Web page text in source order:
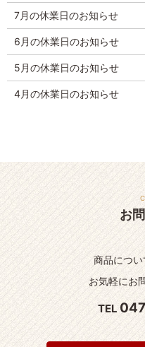
7月の休業日のお知らせ
6月の休業日のお知らせ
5月の休業日のお知らせ
4月の休業日のお知らせ
お
商品につい
お気軽にお
TEL